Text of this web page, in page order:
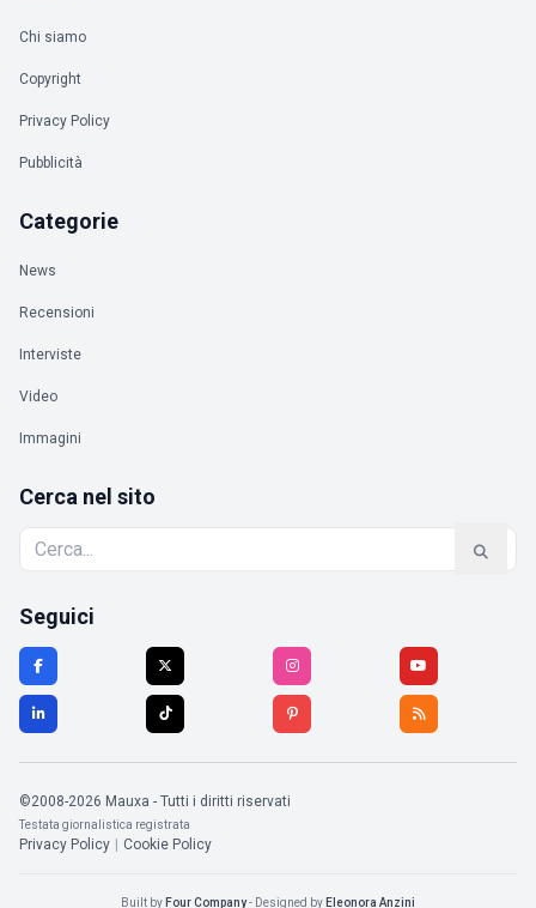
Chi siamo
Copyright
Privacy Policy
Pubblicità
Categorie
News
Recensioni
Interviste
Video
Immagini
Cerca nel sito
Seguici
©2008-2026 Mauxa - Tutti i diritti riservati
Testata giornalistica registrata
Privacy Policy Cookie Policy
Built by Four Company- Designed by Eleonora Anzini